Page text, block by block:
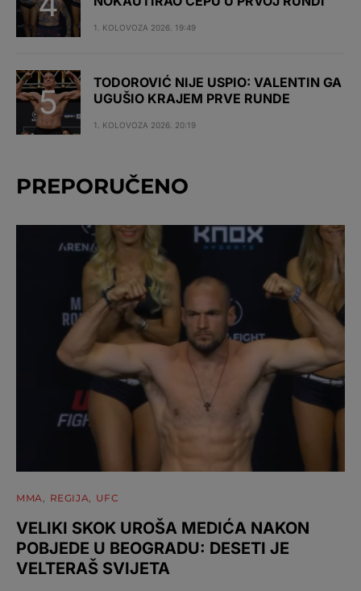
1. KOLOVOZA 2026. 19:49
TODOROVIĆ NIJE USPIO: VALENTIN GA
UGUŠIO KRAJEM PRVE RUNDE
1. KOLOVOZA 2026. 20:19
PREPORUČENO
MMA REGIJA UFC
VELIKI SKOK UROŠA MEDIĆA NAKON
POBJEDE U BEOGRADU: DESETI JE
VELTERAŠ SVIJETA